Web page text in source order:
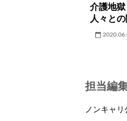
介護地
人々と
担当編
ノンキャ